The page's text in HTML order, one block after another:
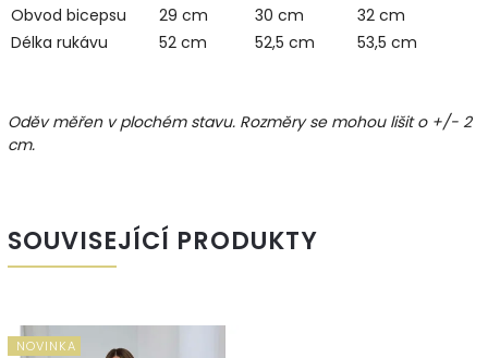
Obvod bicepsu
29 cm 30 cm
32 cm
Délka rukávu
52 cm 52,5 cm 53,5 cm
Oděv měřen v plochém stavu. Rozměry se mohou lišit o +/- 2
cm.
SOUVISEJÍCÍ PRODUKTY
NOVINKA